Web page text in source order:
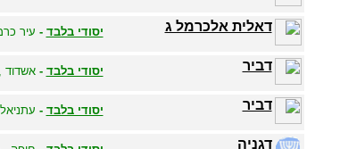
דאלית אלכרמל ג יסודי בלבד - עיר
דביר יסודי בלבד -אשדוד
דביר יסודי בלבד -
דגניה